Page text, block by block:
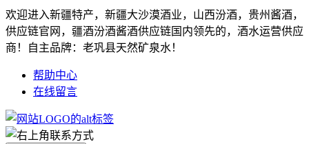
欢迎进入新疆特产，新疆大沙漠酒业，山西汾酒，贵州酱酒，
供应链官网，疆酒汾酒酱酒供应链国内领先的，酒水运营供应
商！自主品牌：老巩县天然矿泉水！
帮助中心
在线留言